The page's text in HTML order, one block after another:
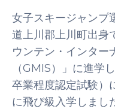
女子スキージャンプ
道上川郡上川町出身
ウンテン・インター
（GMIS）」に進学
卒業程度認定試験）
に飛び級入学しまし